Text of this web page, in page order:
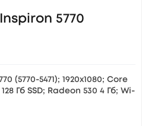
5770
(5770-5471); 1920х1080; Core
128 Гб SSD; Radeon 530 4 Гб; Wi-